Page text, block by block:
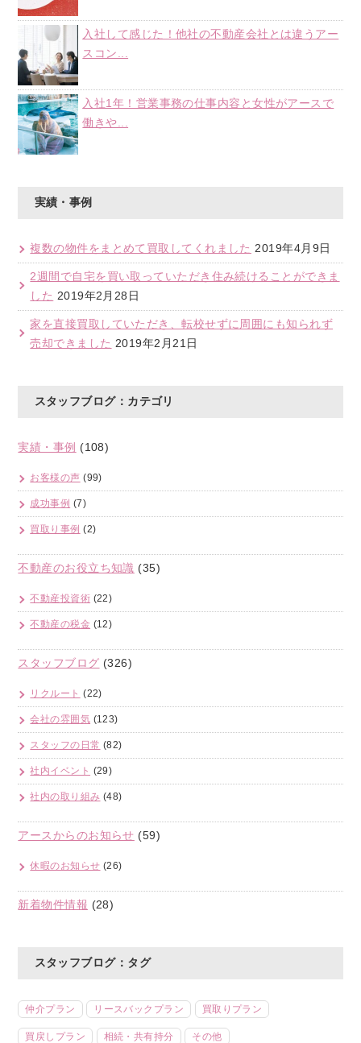
入社して感じた！他社の不動産会社とは違うアー
スコン...
入社1年！営業事務の仕事内容と女性がアースで
働きや...
実績・事例
複数の物件をまとめて買取してくれました 2019年4月9日
2週間で自宅を買い取っていただき住み続けることができま
した 2019年2月28日
家を直接買取していただき、転校せずに周囲にも知られず
売却できました 2019年2月21日
スタッフブログ：カテゴリ
実績・事例 (108)
お客様の声 (99)
成功事例 (7)
買取り事例 (2)
不動産のお役立ち知識 (35)
不動産投資術 (22)
不動産の税金 (12)
スタッフブログ (326)
リクルート (22)
会社の雰囲気 (123)
スタッフの日常 (82)
社内イベント (29)
社内の取り組み (48)
アースからのお知らせ (59)
休暇のお知らせ (26)
新着物件情報 (28)
スタッフブログ：タグ
仲介プラン リースバックプラン 買取りプラン
買戻しプラン 相続・共有持分 その他